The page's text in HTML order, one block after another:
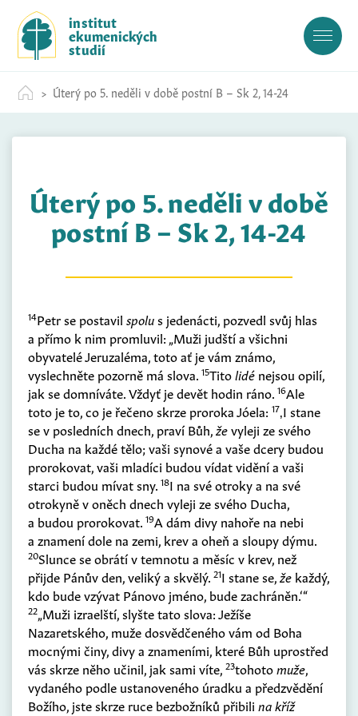
c
institut
ekumenických
studií
Úterý po 5. neděli v době postní B – Sk 2, 14-24
Úterý po 5. neděli v době
postní B – Sk 2, 14-24
14Petr se postavil spolus jedenácti, pozvedl svůj hlas
a přímo k nim promluvil: „Muži judští a všichni
obyvatelé Jeruzaléma, toto ať je vám známo,
vyslechněte pozorně má slova. 15Titolidé nejsou opilí,
jak se domníváte. Vždyť je devět hodin ráno. 16Ale
toto je to, co je řečeno skrze proroka Jóela: 17‚I stane
se v posledních dnech, praví Bůh,ževyleji ze svého
Ducha na každé tělo; vaši synové a vaše dcery budou
prorokovat, vaši mladíci budou vídat vidění a vaši
starci budou mívat sny. 18I na své otroky a na své
otrokyně v oněch dnech vyleji ze svého Ducha,
a budou prorokovat. 19A dám divy nahoře na nebi
a znamení dole na zemi, krev a oheň a sloupy dýmu.
20Slunce se obrátí v temnotu a měsíc v krev, než
přijde Pánův den, veliký a skvělý. 21I stane se,že každý,
kdo bude vzývat Pánovo jméno, bude zachráněn.‘“
22„Muži izraelští, slyšte tato slova: Ježíše
Nazaretského, muže dosvědčeného vám od Boha
mocnými činy, divy a znameními, které Bůh uprostřed
vás skrze něho učinil, jak sami víte, 23tohotomuže,
vydaného podle ustanoveného úradku a předzvědění
Božího, jste skrze ruce bezbožníků přibili na kříž